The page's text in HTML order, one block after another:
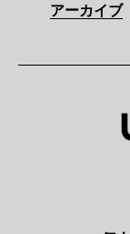
アーカイブ